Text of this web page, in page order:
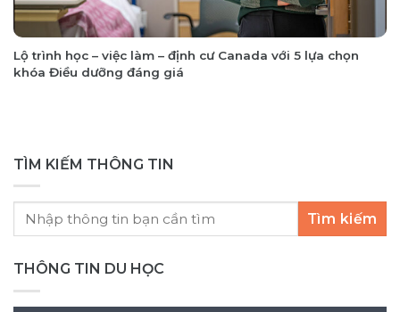
Lộ trình học – việc làm – định cư Canada với 5 lựa chọn
khóa Điều dưỡng đáng giá
TÌM KIẾM THÔNG TIN
Tìm kiếm
THÔNG TIN DU HỌC